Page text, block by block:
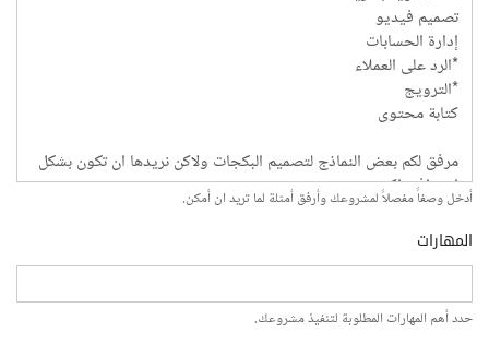
أدخل وصفاً مفصلاً لمشروعك وأرفق أمثلة لما تريد ان أمكن.
المهارات
حدد أهم المهارات المطلوبة لتنفيذ مشروعك.